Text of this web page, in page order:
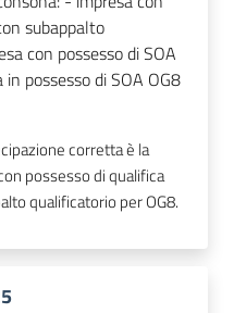
subappalto
con possesso di SOA
possesso di SOA OG8
corretta è la
possesso di qualifica
qualificatorio per OG8.